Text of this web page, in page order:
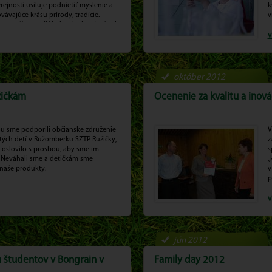
usiluje podnietiť myslenie a
krásu prírody, tradície.
snaží prepojiť jednoduchosť prírody
využiť ich v prospech vytvárania
sme podporili občianske združenie
detí v Ružomberku SZTP Ružičky,
oslovilo s prosbou, aby sme im
sme a detičkám sme
produkty.
Ocenenie za kvalitu a
október 2012
študentov v Bongrain v
Family day 2012
jún 2012